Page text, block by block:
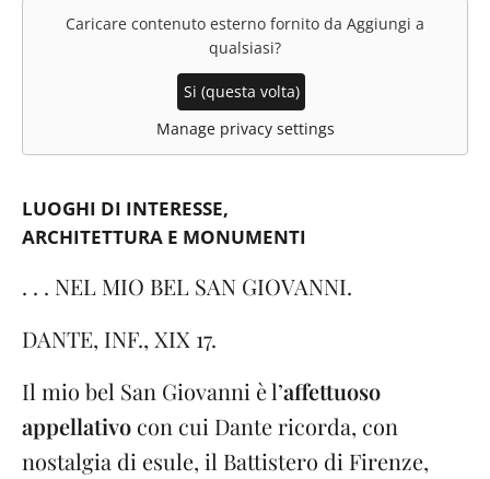
Caricare contenuto esterno fornito da Aggiungi a
qualsiasi?
Si (questa volta)
Manage privacy settings
LUOGHI DI INTERESSE
ARCHITETTURA E MONUMENTI
. . . NEL MIO BEL SAN GIOVANNI.
DANTE, INF., XIX 17.
Il mio bel San Giovanni è l’affettuoso
appellativo con cui Dante ricorda, con
nostalgia di esule, il Battistero di Firenze,